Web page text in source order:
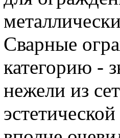
Сварные
категорию -
нежели из